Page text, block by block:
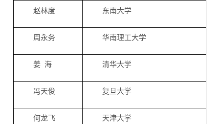
赵林度 东南大学
周永务 华南理工大学
姜 海 清华大学
冯天俊 复旦大学
何龙飞 天津大学